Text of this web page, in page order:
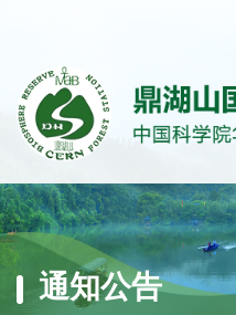
通知公告